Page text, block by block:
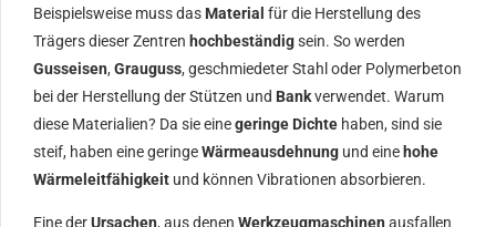
Beispielsweise muss das Material für die Herstellung des
Trägers dieser Zentren hochbeständigsein. So werden
Gusseisen, Grauguss, geschmiedeter Stahl oder Polymerbeton
bei der Herstellung der Stützen und Bankverwendet. Warum
diese Materialien? Da sie einegeringe Dichte haben, sind sie
steif, haben eine geringeWärmeausdehnung und eine hohe
Wärmeleitfähigkeit und können Vibrationen absorbieren.
Eine derUrsachen, aus denen Werkzeugmaschinen ausfallen